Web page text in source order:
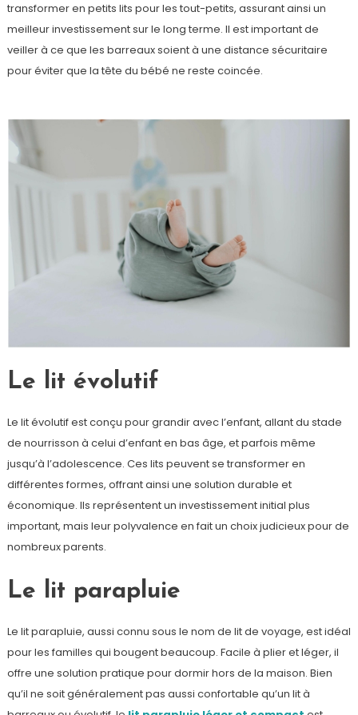
transformer en petits lits pour les tout-petits, assurant ainsi un
meilleur investissement sur le long terme. Il est important de
veiller à ce que les barreaux soient à une distance sécuritaire
pour éviter que la tête du bébé ne reste coincée.
Le lit évolutif
Le lit évolutif est conçu pour grandir avec l’enfant, allant du stade
de nourrisson à celui d’enfant en bas âge, et parfois même
jusqu’à l’adolescence. Ces lits peuvent se transformer en
différentes formes, offrant ainsi une solution durable et
économique. Ils représentent un investissement initial plus
important, mais leur polyvalence en fait un choix judicieux pour de
nombreux parents.
Le lit parapluie
Le lit parapluie, aussi connu sous le nom de lit de voyage, est idéal
pour les familles qui bougent beaucoup. Facile à plier et léger, il
offre une solution pratique pour dormir hors de la maison. Bien
qu’il ne soit généralement pas aussi confortable qu’un lit à